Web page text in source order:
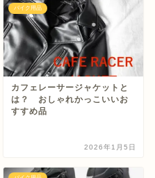
バイク用品
カフェレーサージャケットと
は？ おしゃれかっこいいお
すすめ品
2026年1月5日